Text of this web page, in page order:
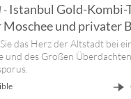
-Istanbul Gold-Kombi-
Moschee und privater
das Herz der Altstadt bei
und des Großen